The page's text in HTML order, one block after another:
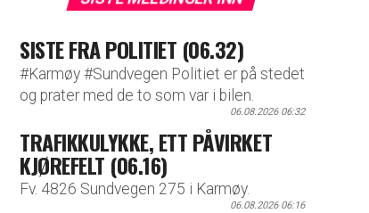
SISTE FRA POLITIET (06.32)
#Karmøy #Sundvegen Politiet er på stedet
og prater med de to som var i bilen.
06.08.2026 06:32
TRAFIKKULYKKE, ETT PÅVIRKET
KJØREFELT (06.16)
Fv. 4826 Sundvegen 275 i Karmøy.
06.08.2026 06:16